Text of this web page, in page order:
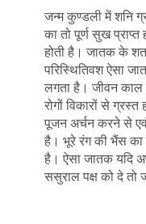
जन्म कुण्डली में शनि
का तो पूर्ण सुख
होती है। जातक के
परिस्थितिवश ऐसा
लगता है। जीवन
रोगों विकारों से
पूजन अर्चन करने से
है। भूरे रंग की भैंस का
है। ऐसा जातक यदि
ससुराल पक्ष को दे